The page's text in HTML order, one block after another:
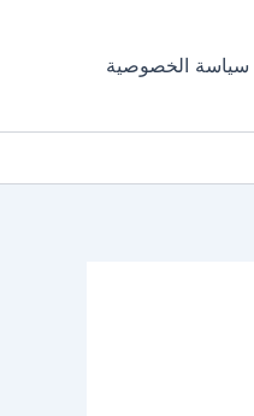
سياسة الخصوصية